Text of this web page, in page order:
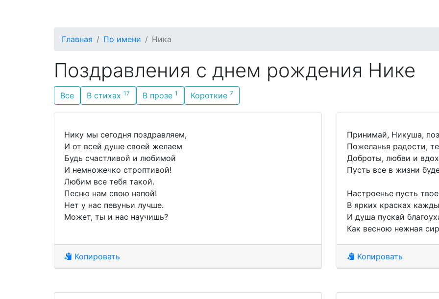
Главная По имени Ника
Поздравления с днем рождения Нике
Все В стихах 17 В прозе 1 Короткие 7
Нику мы сегодня поздравляем,
И от всей душе своей желаем
Будь счастливой и любимой
И немножечко строптивой!
Любим все тебя такой.
Песню нам свою напой!
Нет у нас певуньи лучше.
Может, ты и нас научишь?
Копировать
Принимай, Никуша,
Пожеланья радости,
Доброты, любви и
Пусть все в жизни
Настроенье пусть
В ярких красках
И душа пускай
Как весною нежная
Копировать